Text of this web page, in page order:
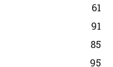
61
91
85
95